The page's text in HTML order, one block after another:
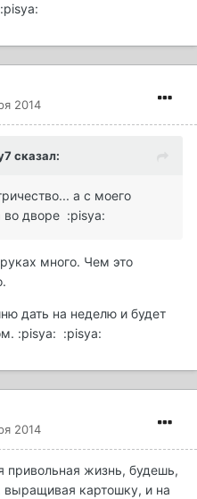
2014
сказал:
а с моего
во дворе :pisya:
много. Чем это
дать на неделю и будет
:pisya: :pisya:
2014
привольная жизнь, будешь,
выращивая картошку, и на